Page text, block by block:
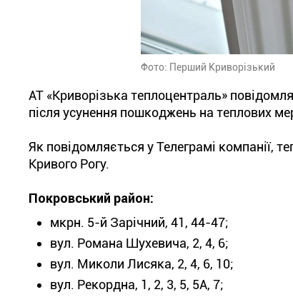
Фото: Перший Криворізький
АТ «Криворізька теплоцентраль»
після усунення пошкоджень на теплових
Як повідомляється у Телеграмі компанії,
Кривого Рогу.
Покровський район:
мкрн. 5-й Зарічний, 41, 44-47;
вул. Романа Шухевича, 2, 4, 6;
вул. Миколи Лисяка, 2, 4, 6, 10;
вул. Рекордна, 1, 2, 3, 5, 5А, 7;